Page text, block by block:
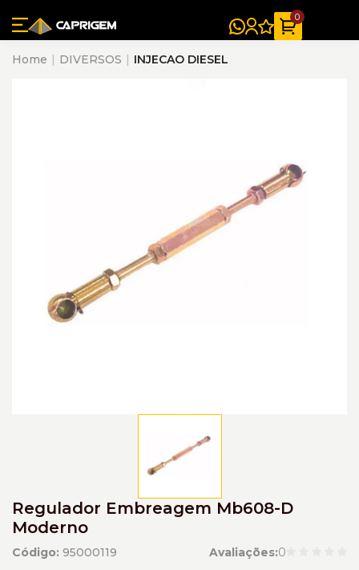
0
Home DIVERSOS INJECAO DIESEL
Regulador Embreagem Mb608-D
Moderno
Código: 95000119 Avaliações:0